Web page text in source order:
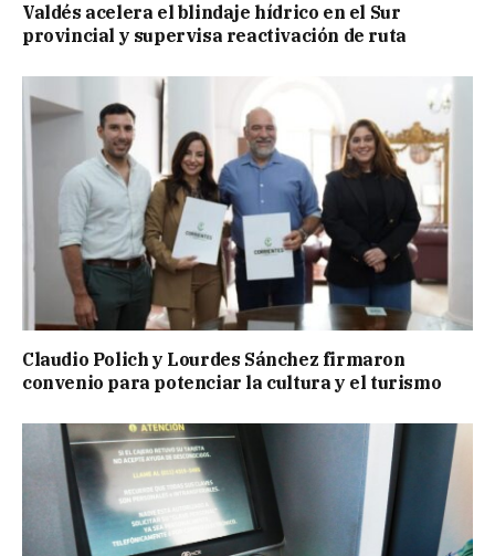
Valdés acelera el blindaje hídrico en el Sur
provincial y supervisa reactivación de ruta
Claudio Polich y Lourdes Sánchez firmaron
convenio para potenciar la cultura y el turismo